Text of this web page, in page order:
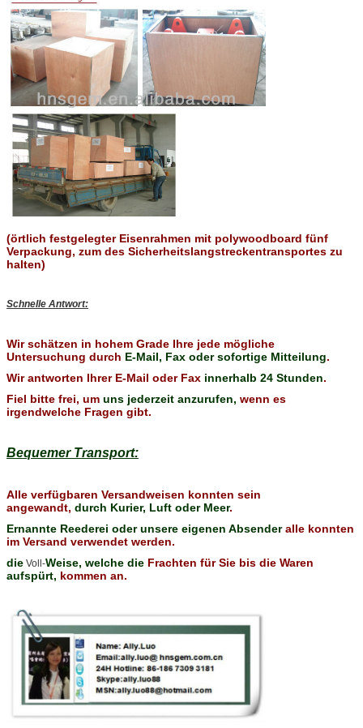
(örtlich festgelegter Eisenrahmen mit polywoodboard fünf
Verpackung, zum des Sicherheitslangstreckentransportes zu
halten)
Schnelle Antwort:
Wir schätzen in hohem Grade Ihre jede mögliche
Untersuchung durch E-Mail, Fax oder sofortige Mitteilung.
Wir antworten Ihrer E-Mail oder Fax innerhalb 24 Stunden.
Fiel bitte frei, um uns jederzeit anzurufen, wenn es
irgendwelche Fragen gibt.
Bequemer Transport:
Alle verfügbaren Versandweisen konnten sein
angewandt, durch Kurier, Luft oder Meer.
Ernannte Reederei oder unsere eigenen Absenderalle konnten
im Versand verwendet werden.
die Voll-Weise, welche die Frachten für Sie bis die Waren
aufspürt, kommen an.